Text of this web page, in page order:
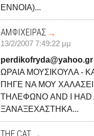
ΕΝΝΟΙΑ)...
ΑΜΦΙΧΕΙΡΑΣ
13/2/2007 7:49:22 μμ
perdikofryda@yahoo.gr
ΩΡΑΙΑ ΜΟΥΣΙΚΟΥΛΑ -
ΠΗΓΕ ΝΑ ΜΟΥ
ΤΗΛΕΦΩΝΟ AND I HAD
ΞΑΝΑΞΕΧΑΣΤΗΚΑ...
THE CAT